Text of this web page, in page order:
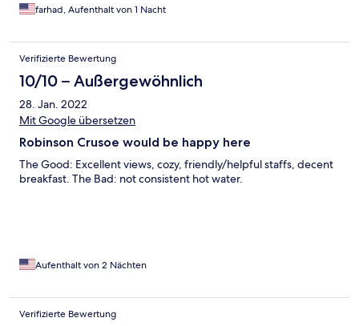
farhad, Aufenthalt von 1 Nacht
Verifizierte Bewertung
10/10 – Außergewöhnlich
28. Jan. 2022
Mit Google übersetzen
Robinson Crusoe would be happy here
The Good: Excellent views, cozy, friendly/helpful staffs, decent
breakfast. The Bad: not consistent hot water.
Aufenthalt von 2 Nächten
Verifizierte Bewertung